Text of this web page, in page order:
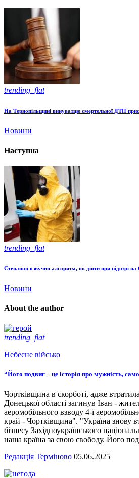
trending_flat
На Тернопільщині винуватцю смертельної ДТП
Новини
Наступна
trending_flat
Степанов озвучив алгоритм, як діяти при підозрі
Новини
About the author
trending_flat
Небесне військо
“Його подвиг – це історія про мужність,
Чортківщина в скорботі, адже
Донецької області загинув Іван -
аеромобільного взводу 4-ї
край - Чортківщина". "Україна знову
бізнесу Західноукраїнського
наша країна за свою свободу. Його
Редакція Терміново 05.06.2025